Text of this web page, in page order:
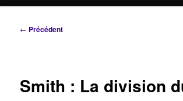
Navigation
← Précédent
Smith : La division